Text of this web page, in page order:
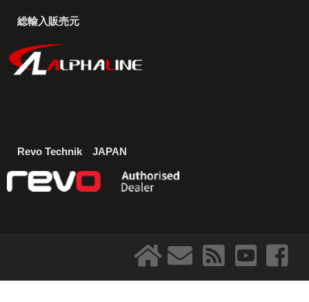
総輸入販売元
Revo Technik JAPAN